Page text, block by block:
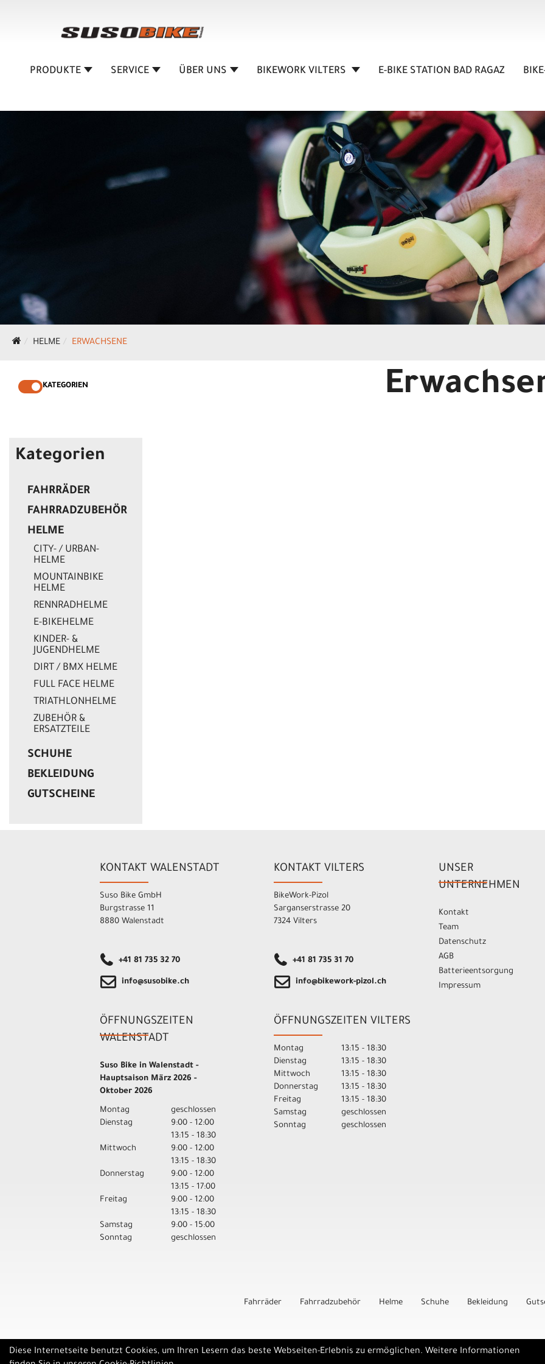
PRODUKTE SERVICE ÜBER UNS BIKEWORK VILTERS E-BIKE STATION BAD RAGAZ
HELME ERWACHSENE
KATEGORIEN
Kategorien
FAHRRÄDER
FAHRRADZUBEHÖR
HELME
CITY- / URBAN-
HELME
MOUNTAINBIKE
HELME
RENNRADHELME
E-BIKEHELME
KINDER- &
JUGENDHELME
DIRT / BMX HELME
FULL FACE HELME
TRIATHLONHELME
ZUBEHÖR &
ERSATZTEILE
SCHUHE
BEKLEIDUNG
GUTSCHEINE
KONTAKT WALENSTADT
Suso Bike GmbH
Burgstrasse 11
8880 Walenstadt
+41 81 735 32 70
info@susobike.ch
ÖFFNUNGSZEITEN
WALENSTADT
Suso Bike in Walenstadt -
Hauptsaison März 2026 -
Oktober 2026
Montag
geschlossen
Dienstag
9:00 - 12:00
13:15 - 18:30
Mittwoch
9:00 - 12:00
13:15 - 18:30
Donnerstag
9:00 - 12:00
13:15 - 17:00
Freitag
9:00 - 12:00
13:15 - 18:30
Samstag
9:00 - 15:00
Sonntag
geschlossen
KONTAKT VILTERS
BikeWork-Pizol
Sarganserstrasse 20
7324 Vilters
+41 81 735 31 70
info@bikework-pizol.ch
ÖFFNUNGSZEITEN VILTERS
Montag
13:15 - 18:30
Dienstag
13:15 - 18:30
Mittwoch
13:15 - 18:30
Donnerstag
13:15 - 18:30
Freitag
13:15 - 18:30
Samstag
geschlossen
Sonntag
geschlossen
UNSER
UNTERNEHMEN
Kontakt
Team
Datenschutz
AGB
Batterieentsorgung
Impressum
Fahrräder Fahrradzubehör Helme Schuhe Bekleidung
Diese Internetseite benutzt Cookies, um Ihren Lesern das beste Webseiten-Erlebnis zu ermöglichen. Weitere Informationen